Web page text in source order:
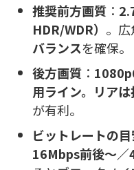
推奨前方画質 ：
HDR/WDR） 。広
バランスを確保。
後方画質 ：
用ライン。リア
が有利。
ビットレートの目
16Mbps前後〜